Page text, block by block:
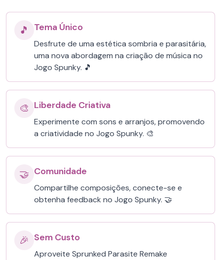
🎵 Tema Único
Desfrute de uma estética sombria e parasitária,
uma nova abordagem na criação de música no
Jogo Spunky. 🎵
🎨 Liberdade Criativa
Experimente com sons e arranjos, promovendo
a criatividade no Jogo Spunky. 🎨
🤝 Comunidade
Compartilhe composições, conecte-se e
obtenha feedback no Jogo Spunky. 🤝
🎉 Sem Custo
Aproveite Sprunked Parasite Remake